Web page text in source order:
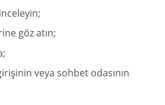
göz atın;
veya sohbet odasının